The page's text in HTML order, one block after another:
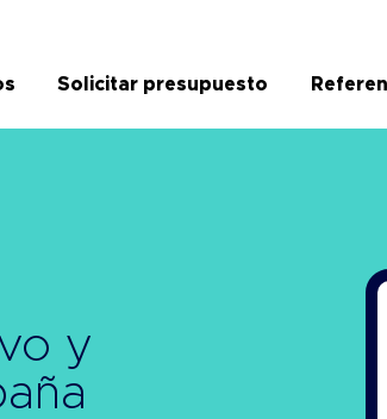
Solicitar presupuesto
y